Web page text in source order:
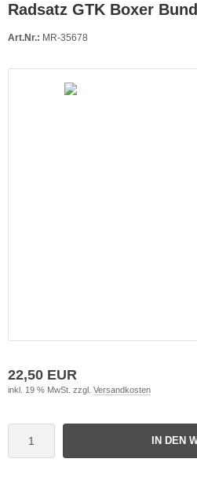
Radsatz GTK Boxer
Art.Nr.: MR-35678
22,50 EUR
inkl. 19 % MwSt. zzgl. Versandkosten
IN DEN